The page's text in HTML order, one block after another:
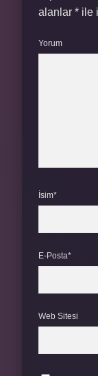
alanlar * ile
Yorum
İsim*
E-Posta*
Web Sitesi